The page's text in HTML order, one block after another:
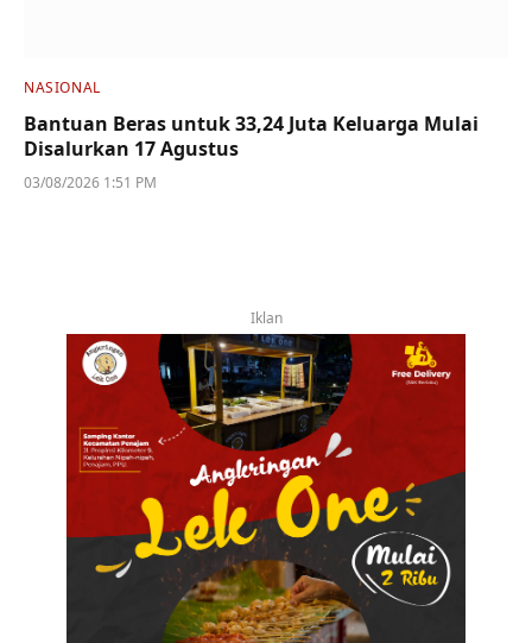
NASIONAL
Bantuan Beras untuk 33,24 Juta Keluarga Mulai
Disalurkan 17 Agustus
03/08/2026 1:51 PM
Iklan